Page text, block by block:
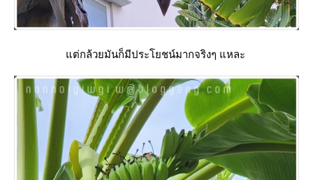
ต่กล้วยมันก็มีประโยชน์มากจริงๆ แหละ